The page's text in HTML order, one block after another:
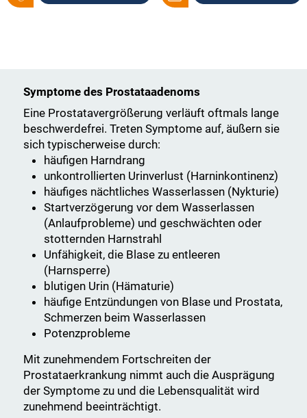
Symptome des Prostataadenoms
Eine Prostatavergrößerung verläuft oftmals lange
beschwerdefrei. Treten Symptome auf, äußern sie
sich typischerweise durch:
häufigen Harndrang
unkontrollierten Urinverlust (Harninkontinenz)
häufiges nächtliches Wasserlassen (Nykturie)
Startverzögerung vor dem Wasserlassen
(Anlaufprobleme) und geschwächten oder
stotternden Harnstrahl
Unfähigkeit, die Blase zu entleeren
(Harnsperre)
blutigen Urin (Hämaturie)
häufige Entzündungen von Blase und Prostata,
Schmerzen beim Wasserlassen
Potenzprobleme
Mit zunehmendem Fortschreiten der
Prostataerkrankung nimmt auch die Ausprägung
der Symptome zu und die Lebensqualität wird
zunehmend beeinträchtigt.